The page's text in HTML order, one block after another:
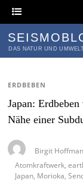
DAS NATUR UND
ERDBEBEN
Japan:
Nähe einer
Birgit
Atomkraftwerk ,
Japan Morioka ,